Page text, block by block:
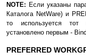
NOTE: Если указаны
Каталога NetWare) и
то используется тот
установлено первым -
PREFERRED